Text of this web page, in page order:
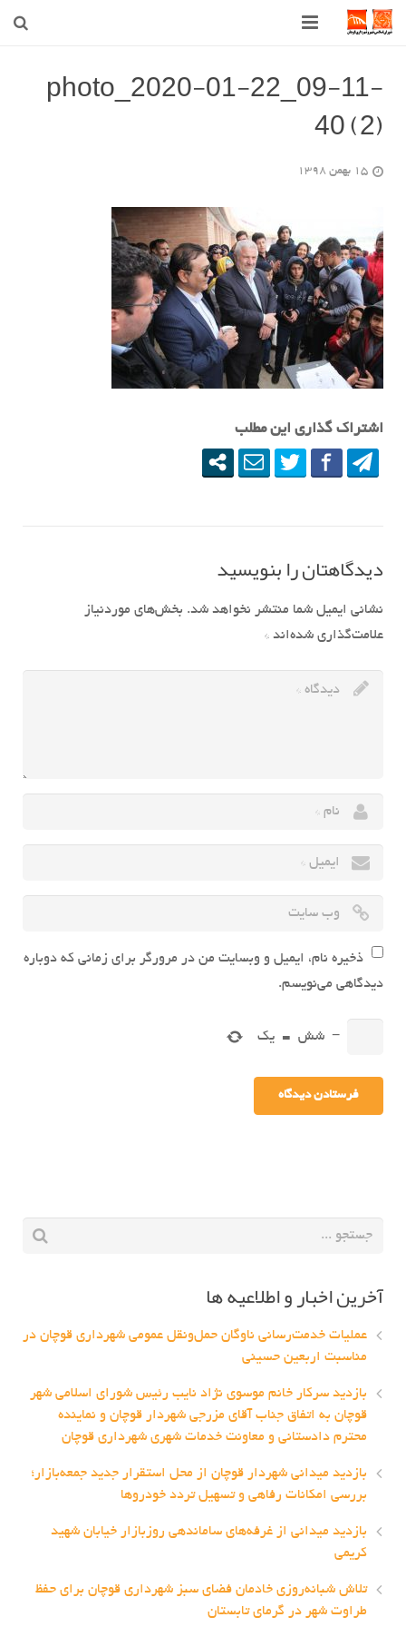
قوچان
ارتباط با ما
photo_2020-01-22_09-11-
40 (2)
15 بهمن 1398
اشتراک گذاری این مطلب
دیدگاهتان را بنویسید
نشانی ایمیل شما منتشر نخواهد شد. بخش‌های موردنیاز
علامت‌گذاری شده‌اند *
ذخیره نام، ایمیل و وبسایت من در مرورگر برای زمانی که دوباره
دیدگاهی می‌نویسم.
− شش = یک
آخرین اخبار و اطلاعیه ها
عملیات خدمت‌رسانی ناوگان حمل‌ونقل عمومی شهرداری قوچان در
مناسبت اربعین حسینی
بازدید سرکار خانم موسوی نژاد نایب رئیس شورای اسلامی شهر
قوچان به اتفاق جناب آقای مزرجی شهردار قوچان و نماینده
محترم دادستانی و معاونت خدمات شهری شهرداری قوچان
بازدید میدانی شهردار قوچان از محل استقرار جدید جمعه‌بازار؛
بررسی امکانات رفاهی و تسهیل تردد خودروها
بازدید میدانی از غرفه‌های ساماندهی روزبازار خیابان شهید
کریمی
تلاش شبانه‌روزی خادمان فضای سبز شهرداری قوچان برای حفظ
طراوت شهر در گرمای تابستان